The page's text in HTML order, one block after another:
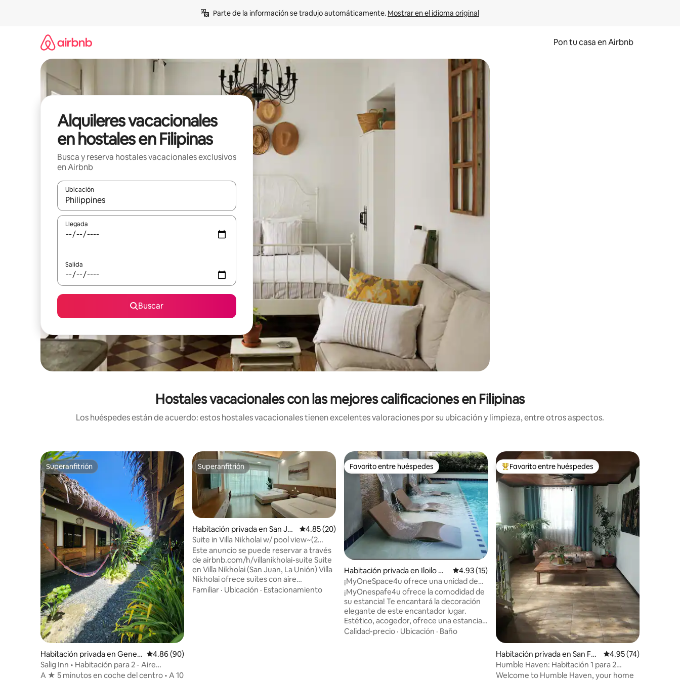
Parte de la información se tradujo automáticamente. Mostrar en el idioma original
Pon tu casa en Airbnb
Alquileres vacacionales
en hostales en Filipinas
Busca y reserva hostales vacacionales exclusivos
en Airbnb
Ubicación
Cuando los resultados estén disponibles, navega con las teclas de flecha hacia arriba y hacia abajo o explora con el tacto o desliza el dedo.
Llegada
Salida
Buscar
Hostales vacacionales con las mejores calificaciones en Filipinas
Los huéspedes están de acuerdo: estos hostales vacacionales tienen excelentes valoraciones por su ubicación y limpieza, entre otros aspectos.
Superanfitrión
Superanfitrión
Habitación privada en Gener
al Luna
Calificación promedio: 4.86 de 5, 90 reseñas
4.86 (90)
Salig Inn • Habitación para 2 - Aire
acondicionado, Starlink, Generador²
A ★ 5 minutos en coche del centro • A 10
Superanfitrión
Superanfitrión
Habitación privada en San Ju
an
Calificación promedio: 4.85 de 5, 20 reseñas
4.85 (20)
Suite in Villa Nikholai w/ pool view~(2
Queen bed)
Este anuncio se puede reservar a través
de airbnb.com/h/villanikholai-suite Suite
en Villa Nikholai (San Juan, La Unión) Villa
Nikholai ofrece suites con aire
acondicionado y vistas a la piscina, TV
Familiar · Ubicación · Estacionamiento
Favorito entre huéspedes
Favorito entre huéspedes
Habitación privada en Iloilo Cit
y
Calificación promedio: 4.93 de 5, 15 reseñas
4.93 (15)
¡MyOneSpace4u ofrece una unidad de
condominio acogedora y estética!
¡MyOnespafe4u ofrece la comodidad de
su estancia! Te encantará la decoración
elegante de este encantador lugar.
Estético, acogedor, ofrece una estancia
de lujo para tus vacaciones o estancia
Calidad-precio · Ubicación · Baño
Favorito entre huéspedes preferido
Favorito entre huéspedes
Habitación privada en San Fer
nando
Calificación
4.95 (74)
Humble Haven: Habitación 1 para 2
personas cerca de San Juan
Welcome to Humble Haven, your home